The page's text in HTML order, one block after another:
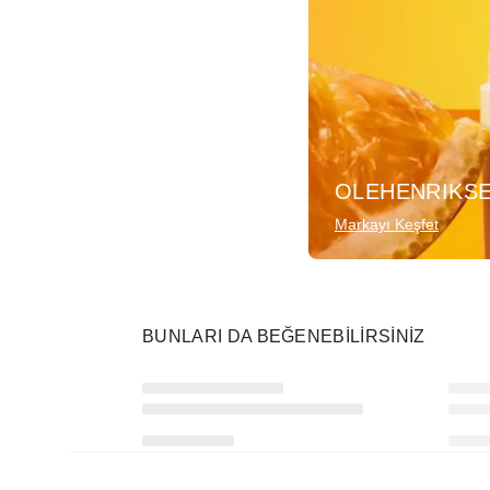
Markayı Keşfet
BUNLARI DA BEĞENEBILIRSINIZ